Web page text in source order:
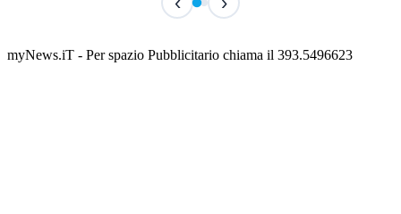
Classic Contest 3vs3 Memorial Michele
📅 6 Agosto 2026 · 09:00 · 📍 Lungomare C. Colombo
myNews.iT - Per spazio Pubblicitario chiama il 393.5496623